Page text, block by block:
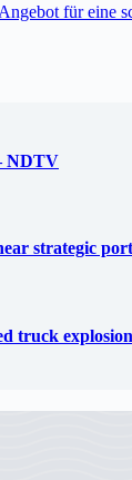
für eine
NDTV
strategic
truck